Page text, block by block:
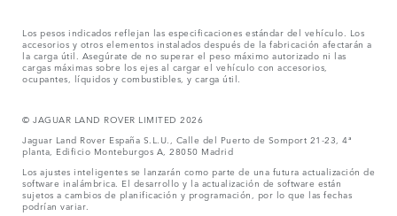
Los pesos indicados reflejan las especificaciones estándar del vehículo. Los
accesorios y otros elementos instalados después de la fabricación afectarán a
la carga útil. Asegúrate de no superar el peso máximo autorizado ni las
cargas máximas sobre los ejes al cargar el vehículo con accesorios,
ocupantes, líquidos y combustibles, y carga útil.
© JAGUAR LAND ROVER LIMITED 2026
Jaguar Land Rover España S.L.U., Calle del Puerto de Somport 21-23, 4ª
planta, Edificio Monteburgos A, 28050 Madrid
Los ajustes inteligentes se lanzarán como parte de una futura actualización de
software inalámbrica. El desarrollo y la actualización de software están
sujetos a cambios de planificación y programación, por lo que las fechas
podrían variar.